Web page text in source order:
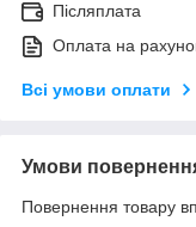
Післяплата
Оплата на
Всі умови оплати
Умови
Повернення товару